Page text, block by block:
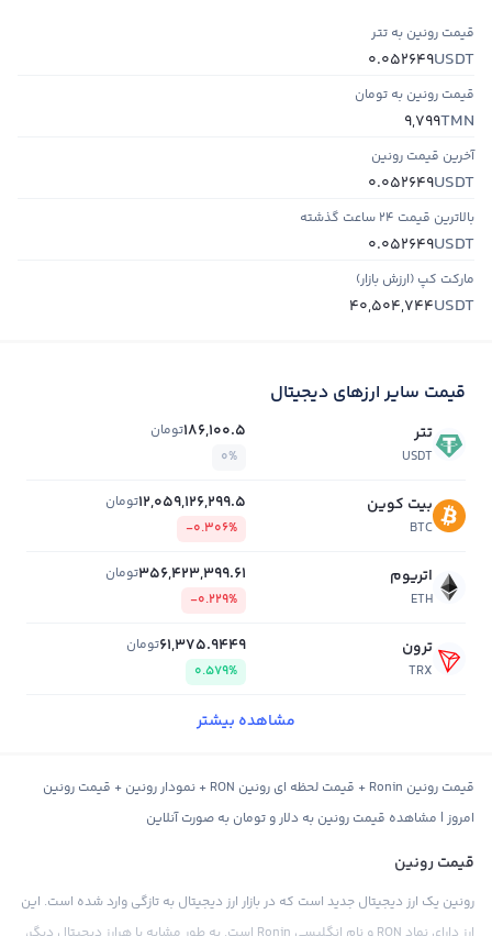
قیمت رونین به تتر
USDT
0.052649
قیمت رونین به تومان
TMN
9,799
آخرین قیمت رونین
USDT
0.052649
بالاترین قیمت ۲۴ ساعت گذشته
USDT
0.052649
مارکت کپ (ارزش بازار)
USDT
40,504,744
قیمت سایر ارزهای دیجیتال
تتر
USDT
186,100.5تومان
0%
بیت کوین
BTC
12,059,126,299.5تومان
-0.306%
اتریوم
ETH
356,423,399.61تومان
-0.229%
ترون
TRX
61,375.9449تومان
0.579%
مشاهده بیشتر
قیمت رونین Ronin + قیمت لحظه ای رونین RON + نمودار رونین + قیمت رونین
امروز | مشاهده قیمت رونین به دلار و تومان به صورت آنلاین
قیمت رونین
رونین یک ارز دیجیتال جدید است که در بازار ارز دیجیتال به تازگی وارد شده است. این